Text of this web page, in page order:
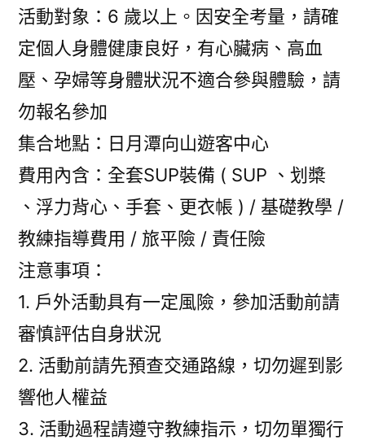
活動對象：6 歲以上。因安全考量，請確
定個人身體健康良好，有心臟病、高血
壓、孕婦等身體狀況不適合參與體驗，請
勿報名參加
集合地點：日月潭向山遊客中心
費用內含：全套SUP裝備 ( SUP 、划槳
、浮力背心、手套、更衣帳 ) / 基礎教學 /
教練指導費用 / 旅平險 / 責任險
注意事項：
1. 戶外活動具有一定風險，參加活動前請
審慎評估自身狀況
2. 活動前請先預查交通路線，切勿遲到影
響他人權益
3. 活動過程請遵守教練指示，切勿單獨行